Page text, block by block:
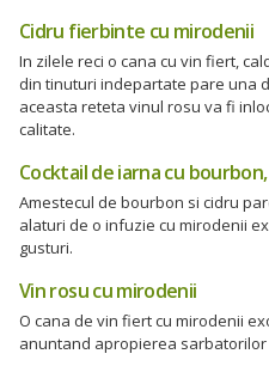
Cidru fierbinte cu mirodenii
In zilele reci o cana cu vin fiert,
din tinuturi indepartate pare una
aceasta reteta vinul rosu va fi
calitate.
Cocktail de iarna cu
Amestecul de bourbon si cidru
alaturi de o infuzie cu mirodenii
gusturi.
Vin rosu cu mirodenii
O cana de vin fiert cu mirodenii
anuntand apropierea sarbatorilor